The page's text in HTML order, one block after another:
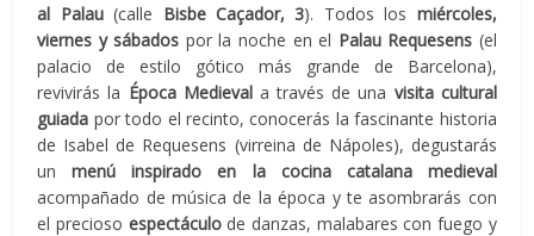
al Palau(calle Bisbe Caçador, 3). Todos los miércoles,
viernes y sábados por la noche en el Palau Requesens (el
palacio de estilo gótico más grande de Barcelona),
revivirás la Época Medievala través de una visita cultural
guiada por todo el recinto, conocerás la fascinante historia
de Isabel de Requesens (virreina de Nápoles), degustarás
unmenú inspirado en la cocina catalana medieval
acompañado de música de la época y te asombrarás con
el precioso espectáculode danzas, malabares con fuego y